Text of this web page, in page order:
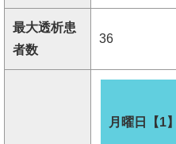
最大透析患
者数
36
月曜日【1】